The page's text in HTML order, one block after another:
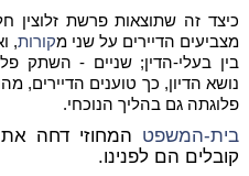
כיצד זה שתוצאות פרשת זלוצין
מצביעים הדיירים על שני מקורות,
בין בעלי-הדין; שניים - השתק
נושא הדיון, כך טוענים הדיירים,
פלוגתה גם בהליך הנוכחי.
בית-המשפט המחוזי דחה את
קובלים הם לפנינו.